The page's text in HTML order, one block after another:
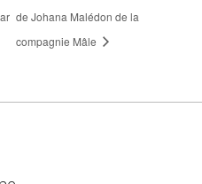
de Johana Malédon de la
compagnie Mâle